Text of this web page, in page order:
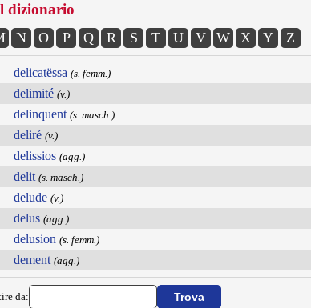
dizionario
N O P Q R S T U V W X Y Z
delicatëssa (s. femm.)
delimité (v.)
delinquent (s. masch.)
deliré (v.)
delissios (agg.)
delit (s. masch.)
delude (v.)
delus (agg.)
delusion (s. femm.)
dement (agg.)
da: